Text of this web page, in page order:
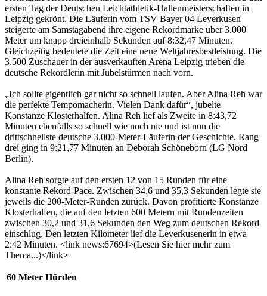
ersten Tag der Deutschen Leichtathletik-Hallenmeisterschaften in
Leipzig gekrönt. Die Läuferin vom TSV Bayer 04 Leverkusen
steigerte am Samstagabend ihre eigene Rekordmarke über 3.000
Meter um knapp dreieinhalb Sekunden auf 8:32,47 Minuten.
Gleichzeitig bedeutete die Zeit eine neue Weltjahresbestleistung. Die
3.500 Zuschauer in der ausverkauften Arena Leipzig trieben die
deutsche Rekordlerin mit Jubelstürmen nach vorn.
„Ich sollte eigentlich gar nicht so schnell laufen. Aber Alina Reh war
die perfekte Tempomacherin. Vielen Dank dafür“, jubelte
Konstanze Klosterhalfen. Alina Reh lief als Zweite in 8:43,72
Minuten ebenfalls so schnell wie noch nie und ist nun die
drittschnellste deutsche 3.000-Meter-Läuferin der Geschichte. Rang
drei ging in 9:21,77 Minuten an Deborah Schöneborn (LG Nord
Berlin).
Alina Reh sorgte auf den ersten 12 von 15 Runden für eine
konstante Rekord-Pace. Zwischen 34,6 und 35,3 Sekunden legte sie
jeweils die 200-Meter-Runden zurück. Davon profitierte Konstanze
Klosterhalfen, die auf den letzten 600 Metern mit Rundenzeiten
zwischen 30,2 und 31,6 Sekunden den Weg zum deutschen Rekord
einschlug. Den letzten Kilometer lief die Leverkusenerin in etwa
2:42 Minuten. <link news:67694>(Lesen Sie hier mehr zum
Thema...)</link>
60 Meter Hürden